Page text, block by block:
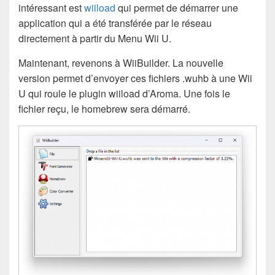
intéressant estwiiload qui permet de démarrer une
application qui a été transférée par le réseau
directement à partir du Menu Wii U.
Maintenant, revenons à WiiBuilder. La nouvelle
version permet d’envoyer ces fichiers .wuhb à une Wii
U qui roule le plugin wiiload d’Aroma. Une fois le
fichier reçu, le homebrew sera démarré.